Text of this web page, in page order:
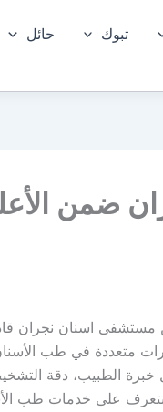
تبوك حائل
ضمن
عن مستشفى اسنان نجران
متعددة في طب
خبرة الطبيب، دقة
على خدمات طب